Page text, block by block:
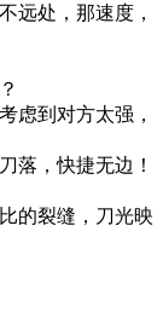
远处，那速度，
虑到对方太强，
落，快捷无边！
的裂缝，刀光映